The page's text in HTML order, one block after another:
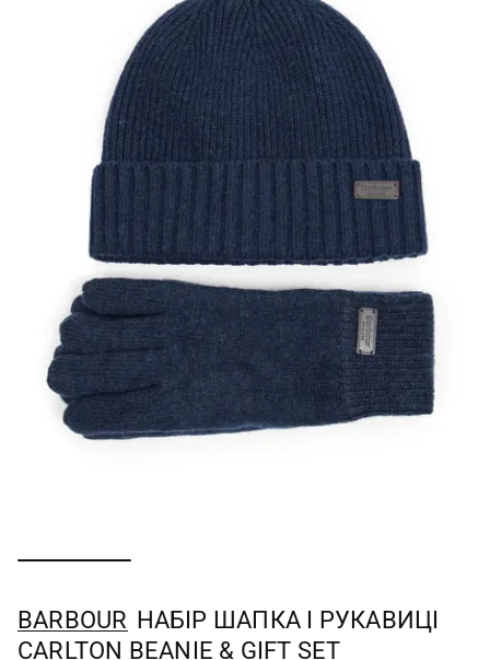
BARBOUR НАБІР ШАПКА І РУКАВИЦІ
CARLTON BEANIE & GIFT SET